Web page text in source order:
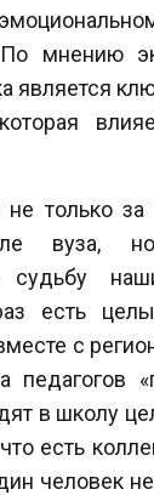
мнению
является
только за
вуза,
судьбу
есть
с
педагогов
в школу
есть
человек